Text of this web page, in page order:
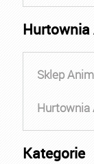
Sklep
Hurtownia
Kategorie